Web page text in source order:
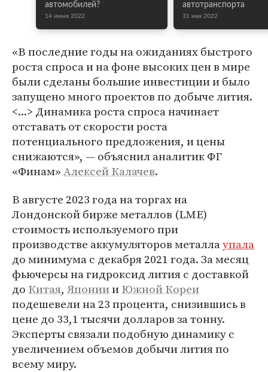
автомобилей?
14 июня 2022
автотранспорта
31 мая 2022
«В последние годы на ожиданиях быстрого
роста спроса и на фоне высоких цен в мире
были сделаны большие инвестиции и было
запущено много проектов по добыче лития.
<...> Динамика роста спроса начинает
отставать от скорости роста
потенциального предложения, и цены
снижаются», — объяснил аналитик ФГ
«Финам»Алексей Калачев.
В августе 2023 года на торгах на
Лондонской бирже металлов (LME)
стоимость используемого при
производстве аккумуляторов металлаупала
до минимума с декабря 2021 года. За месяц
фьючерсы на гидроксид лития с доставкой
до Китая, ЯпониииЮжной Кореи
подешевели на 23 процента, снизившись в
цене до 33,1 тысячи долларов за тонну.
Эксперты связали подобную динамику с
увеличением объемов добычи лития по
всему миру.